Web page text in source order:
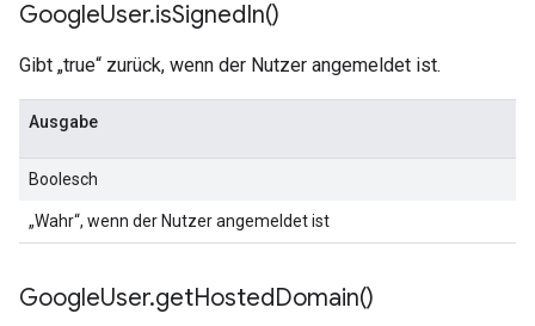
GoogleUser.isSignedIn()
Gibt „true“ zurück, wenn der Nutzer angemeldet ist.
Ausgabe
Boolesch
„Wahr“, wenn der Nutzer angemeldet ist
GoogleUser.getHostedDomain()